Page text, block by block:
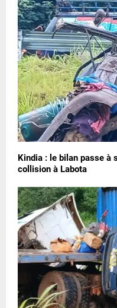
Kindia : le bilan passe à
collision à Labota